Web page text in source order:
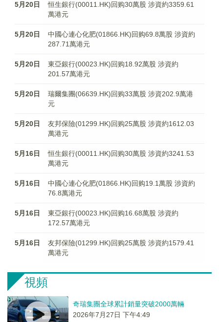
5月20日
恒生銀行(00011.HK)回购30萬股 涉資約3359.61
萬港元
5月20日
中國心連心化肥(01866.HK)回购69.8萬股 涉資約
287.71萬港元
5月20日
東亞銀行(00023.HK)回购18.92萬股 涉資約
201.57萬港元
5月20日
瑞爾集團(06639.HK)回购33萬股 涉資202.9萬港
元
5月20日
友邦保險(01299.HK)回购25萬股 涉資約1612.03
萬港元
5月16日
恒生銀行(00011.HK)回购30萬股 涉資約3241.53
萬港元
5月16日
中國心連心化肥(01866.HK)回购19.1萬股 涉資約
76.8萬港元
5月16日
東亞銀行(00023.HK)回购16.68萬股 涉資約
172.57萬港元
5月16日
友邦保險(01299.HK)回购25萬股 涉資約1579.41
萬港元
視頻
奇瑞集團全球累計銷量突破2000萬輛
2026年7月27日 下午4:49